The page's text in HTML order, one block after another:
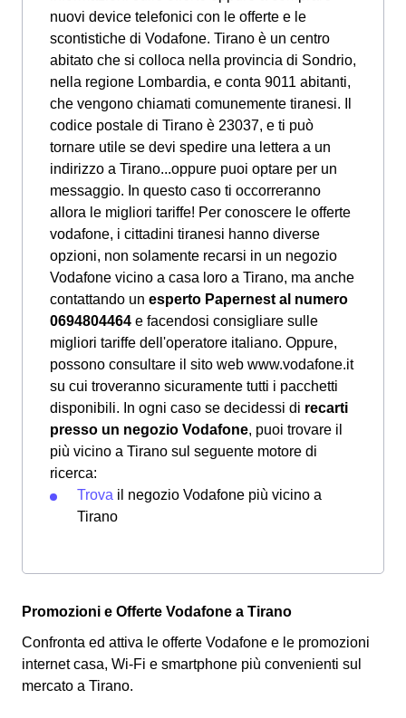
nuovi device telefonici con le offerte e le
scontistiche di Vodafone. Tirano è un centro
abitato che si colloca nella provincia di Sondrio,
nella regione Lombardia, e conta 9011 abitanti,
che vengono chiamati comunemente tiranesi. Il
codice postale di Tirano è 23037, e ti può
tornare utile se devi spedire una lettera a un
indirizzo a Tirano...oppure puoi optare per un
messaggio. In questo caso ti occorreranno
allora le migliori tariffe! Per conoscere le offerte
vodafone, i cittadini tiranesi hanno diverse
opzioni, non solamente recarsi in un negozio
Vodafone vicino a casa loro a Tirano, ma anche
contattando un esperto Papernest al numero
0694804464 e facendosi consigliare sulle
migliori tariffe dell'operatore italiano. Oppure,
possono consultare il sito web www.vodafone.it
su cui troveranno sicuramente tutti i pacchetti
disponibili. In ogni caso se decidessi di recarti
presso un negozio Vodafone, puoi trovare il
più vicino a Tirano sul seguente motore di
ricerca:
Trova il negozio Vodafone più vicino a
Tirano
Promozioni e Offerte Vodafone a Tirano
Confronta ed attiva le offerte Vodafone e le promozioni
internet casa, Wi-Fi e smartphone più convenienti sul
mercato a Tirano.